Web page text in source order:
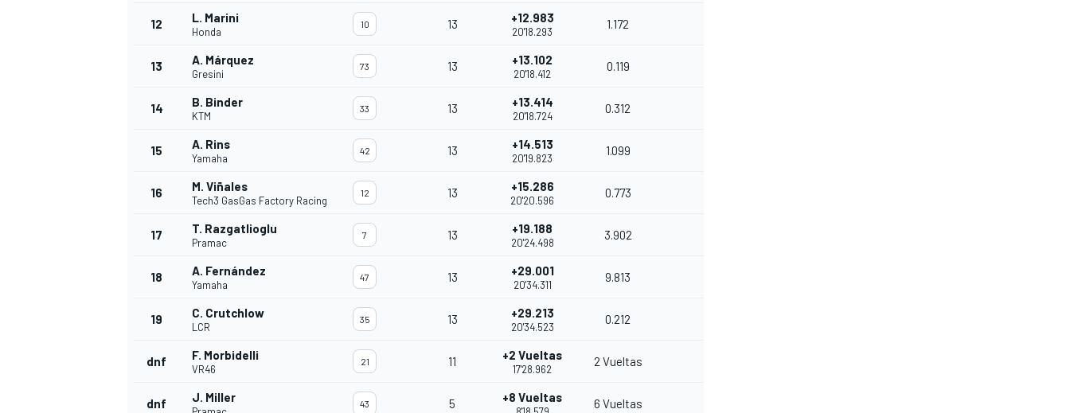
12 L. Marini
Honda
10 13 +12.983
20'18.293
1.172
13 A. Márquez
Gresini
73 13 +13.102
20'18.412
0.119
14 B. Binder
KTM
33 13 +13.414
20'18.724
0.312
15 A. Rins
Yamaha
42 13 +14.513
20'19.823
1.099
16 M. Viñales
Tech3 GasGas Factory Racing
12 13 +15.286
20'20.596
0.773
17 T. Razgatlioglu
Pramac
7 13 +19.188
20'24.498
3.902
18 A. Fernández
Yamaha
47 13 +29.001
20'34.311
9.813
19 C. Crutchlow
LCR
35 13 +29.213
20'34.523
0.212
dnf F. Morbidelli
VR46
21 11 +2 Vueltas
17'28.962
2 Vueltas
dnf J. Miller 43 5 +8 Vueltas 6 Vueltas